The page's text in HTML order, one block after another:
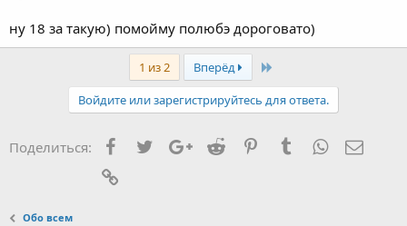
ну 18 за такую) помойму полюбэ дороговато)
1 из 2 Вперёд Last
Войдите или зарегистрируйтесь для ответа.
Поделиться: FacebookTwitterGoogle+
Reddit PinterestTumblrWhatsApp
Обо всем